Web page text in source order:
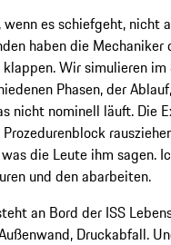
es schiefgeht, nicht
haben die
klappen. Wir simulieren
Phasen, der
nicht nominell läuft. Die
die Leute ihm sagen.
und den abarbeiten.
an Bord der ISS
Druckabfall.